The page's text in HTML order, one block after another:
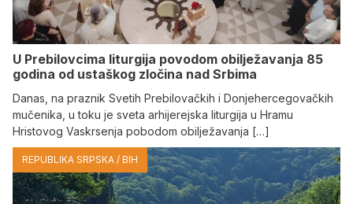
U Prebilovcima liturgija povodom obilježavanja 85
godina od ustaškog zločina nad Srbima
Danas, na praznik Svetih Prebilovačkih i Donjehercegovačkih
mučenika, u toku je sveta arhijerejska liturgija u Hramu
Hristovog Vaskrsenja pobodom obilježavanja […]
REPUBLIKA SRPSKA / BIH